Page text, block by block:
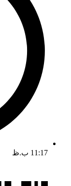
11:17 ب.ظ